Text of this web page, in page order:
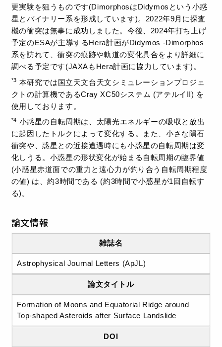
更実験を狙うものです(DimorphosはDidymosという小惑
星とバイナリー系を形成しています)。2022年9月に探査
機の衝突は無事に成功しました。今後、2024年打ち上げ
予定のESAが主導するHera計画がDidymos -Dimorphos
系を訪れて、衝突の痕跡や軌道の変化具合をより詳細に
調べる予定です(JAXAもHera計画に協力しています)。
*3 本研究では国立天文台天文シミュレーションプロジェ
クトの計算機であるCray XC50システム (アテルイII) を
使用しております。
*4 小惑星の自転周期は、太陽光エネルギーの吸収と放出
に起因したトルクによって変化する。また、小さな隕石
衝突や、惑星との近接遭遇時にも小惑星の自転周期は変
化しうる。小惑星の形状変化が始まる自転周期の臨界値
(小惑星赤道面での重力と遠心力が釣り合う自転周期程度
の値) は、約3時間である (約3時間で小惑星が1回自転す
る)。
論文情報
雑誌名
Astrophysical Journal Letters (ApJL)
論文タイトル
Formation of Moons and Equatorial Ridge around
Top-shaped Asteroids after Surface Landslide
DOI